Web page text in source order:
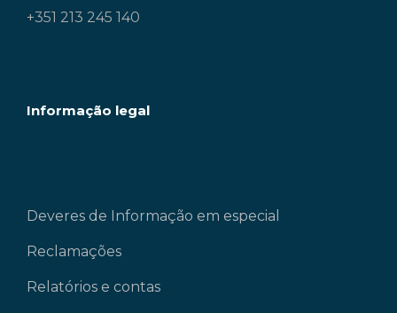
+351 213 245 140
Informação legal
Deveres de Informação em especial
Reclamações
Relatórios e contas